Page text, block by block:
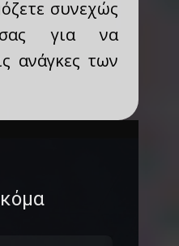
συνεχώς
για να
ανάγκες των